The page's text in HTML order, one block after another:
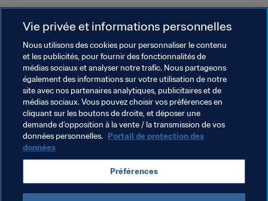
Développement durable
Droits de l'homme et lutte contre
la discrimination
Santé et médical
Initiatives en matière de
formation
Vie privée et informations personnelles
Nous utilisons des cookies pour personnaliser le contenu
et les publicités, pour fournir des fonctionnalités de
médias sociaux et analyser notre trafic. Nous partageons
également des informations sur votre utilisation de notre
site avec nos partenaires analytiques, publicitaires et de
médias sociaux. Vous pouvez choisir vos préférences en
cliquant sur les boutons de droite, et déposer une
demande d’opposition à la vente / la transmission de vos
données personnelles. Portail de protection des
données
Préférences